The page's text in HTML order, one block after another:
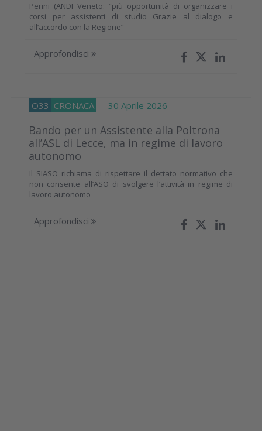
Perini (ANDI Veneto: “più opportunità di organizzare i
corsi per assistenti di studio Grazie al dialogo e
all’accordo con la Regione”
Approfondisci
O33 CRONACA 30 Aprile 2026
Bando per un Assistente alla Poltrona
all’ASL di Lecce, ma in regime di lavoro
autonomo
Il SIASO richiama di rispettare il dettato normativo che
non consente all’ASO di svolgere l’attività in regime di
lavoro autonomo
Approfondisci